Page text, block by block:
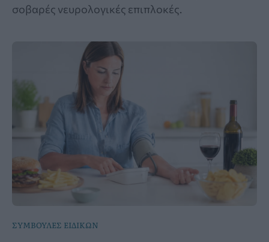
σοβαρές νευρολογικές επιπλοκές.
ΣΥΜΒΟΥΛΕΣ ΕΙΔΙΚΩΝ